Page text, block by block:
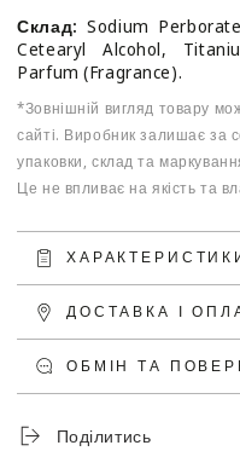
Склад: Sodium
Cetearyl Alcohol,
Parfum (Fragrance).
*Зовнішній вигляд товару
сайті. Виробник залишає за
упаковки, склад та
Це не впливає на якість та
ДОСТАВКА І
ОБМІН ТА
Поділитись